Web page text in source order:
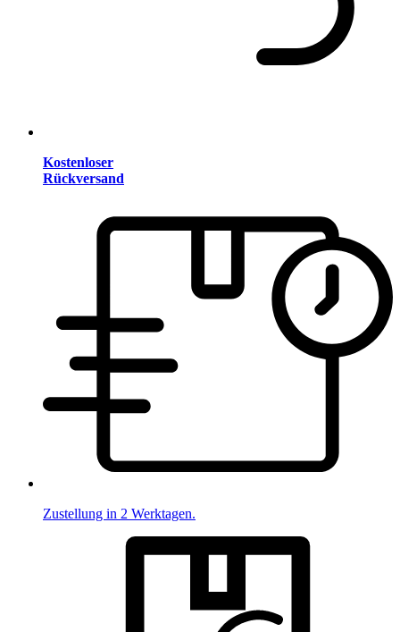
Kostenloser
Rückversand
Zustellung in 2 Werktagen.